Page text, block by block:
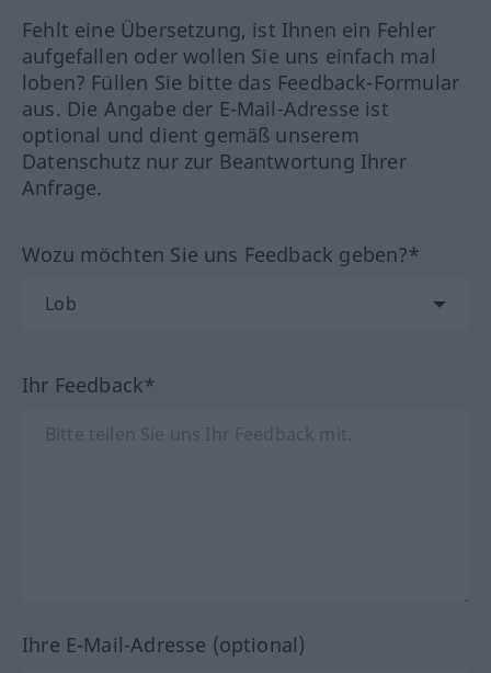
Fehlt eine Übersetzung, ist Ihnen ein Fehler
aufgefallen oder wollen Sie uns einfach mal
loben? Füllen Sie bitte das Feedback-Formular
aus. Die Angabe der E-Mail-Adresse ist
optional und dient gemäß unserem
Datenschutz nur zur Beantwortung Ihrer
Anfrage.
Wozu möchten Sie uns Feedback geben?*
Ihr Feedback*
Ihre E-Mail-Adresse (optional)